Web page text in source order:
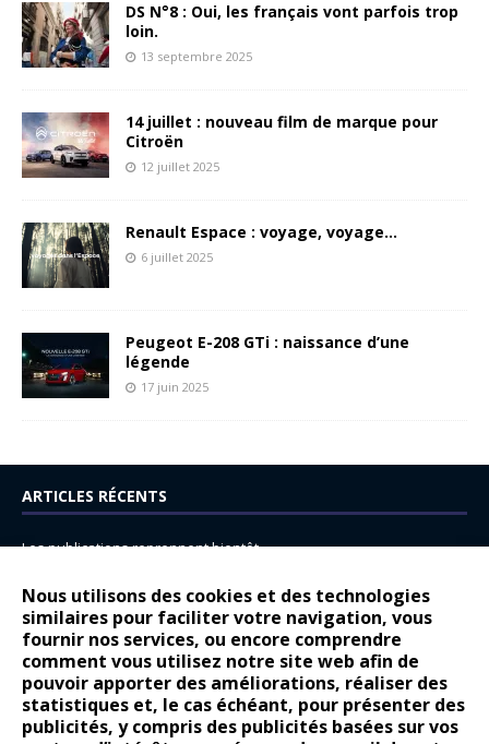
Nous utilisons des cookies et des technologies
similaires pour faciliter votre navigation, vous
fournir nos services, ou encore comprendre
comment vous utilisez notre site web afin de
pouvoir apporter des améliorations, réaliser des
statistiques et, le cas échéant, pour présenter des
publicités, y compris des publicités basées sur vos
DS N°8 : Oui, les français vont parfois trop
loin.
13 septembre 2025
14 juillet : nouveau film de marque pour
Citroën
12 juillet 2025
Renault Espace : voyage, voyage…
6 juillet 2025
Peugeot E-208 GTi : naissance d’une
légende
17 juin 2025
ARTICLES RÉCENTS
Les publications reprennent bientôt…
14 juillet : nouveau film de marque pour Citroën
Renault Espace : voyage, voyage…
Peugeot E-208 GTi : naissance d’une légende
COMMENTAIRES RÉCENTS